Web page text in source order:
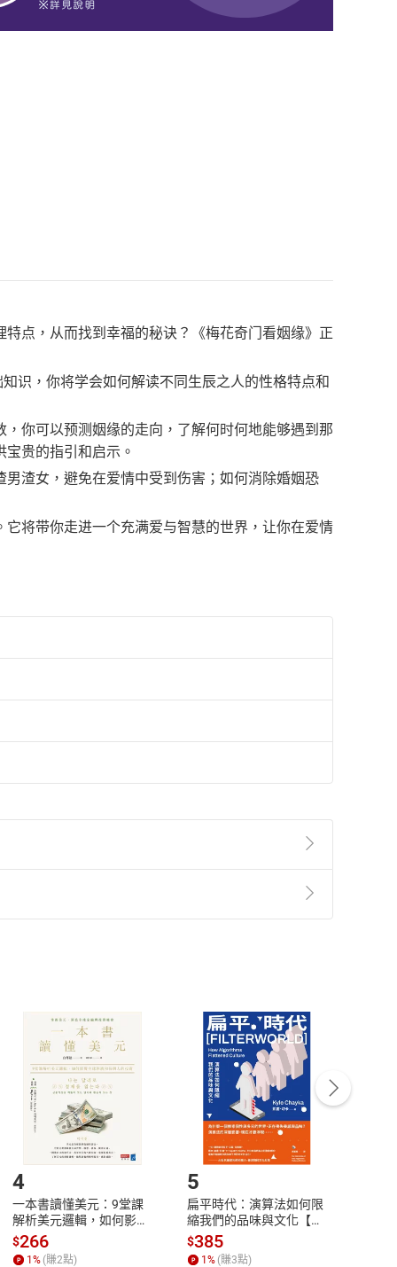
点，从而找到幸福的秘诀？《梅花奇门看姻缘》正
识，你将学会如何解读不同生辰之人的性格特点和
你可以预测姻缘的走向，了解何时何地能够遇到那
贵的指引和启示。
渣女，避免在爱情中受到伤害；如何消除婚姻恐
将带你走进一个充满爱与智慧的世界，让你在爱情
第2條第5款之規定，「非以有形媒介提供之數位
點選「瀏覽訂單明細」 「申請取消訂單/退
貨。
付款方式
Payment
完成訂單
Complete
號，下載書籍後看書
4
一本書讀懂美元：9堂課
解析美元邏輯，如何影響
全球經濟和每個人的投資
【電子書】
$266
1% (賺2點)
5
扁平時代：演算法如何限
縮我們的品味與文化【電
子書】
$385
1% (賺3點)